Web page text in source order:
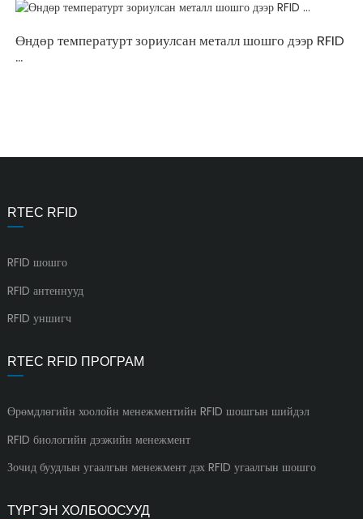
Өндөр температурт зориулсан металл шошго дээр RFID
...
RTEC RFID
RFID шошго
RFID антеннууд
RFID уншигч
RTEC RFID ПРОГРАМ
Өрөмдлөгийн хоолойн менежментийн RFID шошгын шийдэл
RFID биологийн дээжийн менежмент
Зочид буудлын угаалгын менежмент дэх RFID угаалгын шошго
ТҮРГЭН ХОЛБООСУУД